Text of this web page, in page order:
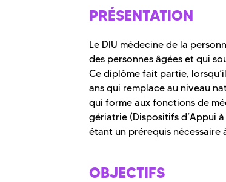
PRÉSENTATION
Le DIU médecine de la
des personnes âgées et qui
Ce diplôme fait partie,
ans qui remplace au niveau
qui forme aux fonctions de
gériatrie (Dispositifs d’Appui
étant un prérequis nécessaire
OBJECTIFS